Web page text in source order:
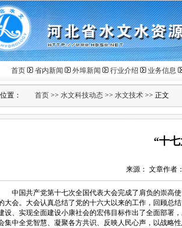
首页 省内新闻 外埠新闻 行业介绍 业务信息
置： 首页 >> 水文科技动态 >> 水文技术 >> 正文
“十
来源： 文章作者
中国共产党第十七次全国代表大会完成了肩负的崇高使
大会。大会认真总结了党的十六大以来的工作，回顾总
设、实现全面建设小康社会的宏伟目标作出了全面部署
集中全党智慧、凝聚各方共识、反映人民心声，以战略